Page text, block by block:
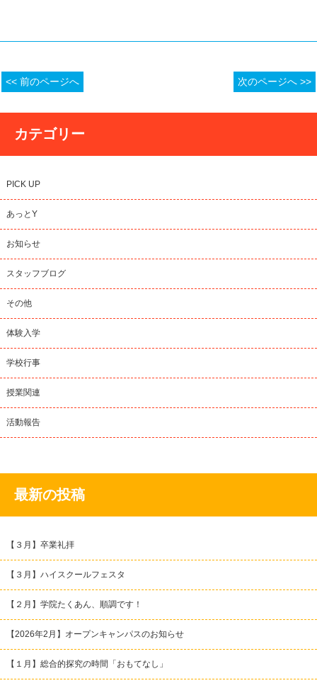
<< 前のページへ 次のページへ >>
カテゴリー
PICK UP
あっとY
お知らせ
スタッフブログ
その他
体験入学
学校行事
授業関連
活動報告
最新の投稿
【３月】卒業礼拝
【３月】ハイスクールフェスタ
【２月】学院たくあん、順調です！
【2026年2月】オープンキャンパスのお知らせ
【１月】総合的探究の時間「おもてなし」